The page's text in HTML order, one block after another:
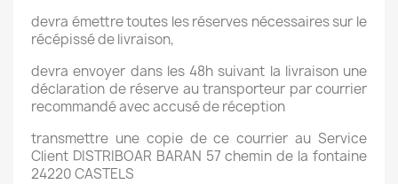
devra émettre toutes les réserves nécessaires sur le
récépissé de livraison,
devra envoyer dans les 48h suivant la livraison une
déclaration de réserve au transporteur par courrier
recommandé avec accusé de réception
transmettre une copie de ce courrier au Service
Client DISTRIBOAR BARAN 57 chemin de la fontaine
24220 CASTELS